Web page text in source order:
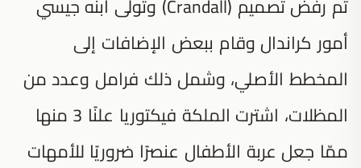
أمور كراندال وقام ببعض الإضافات إلى
المخطط الأصلي، وشمل ذلك فرامل وعدد من
المظلات، اشترت الملكة فيكتوريا علنًا 3 منها
ممّا جعل عربة الأطفال عنصرًا ضروريًا للأمهات